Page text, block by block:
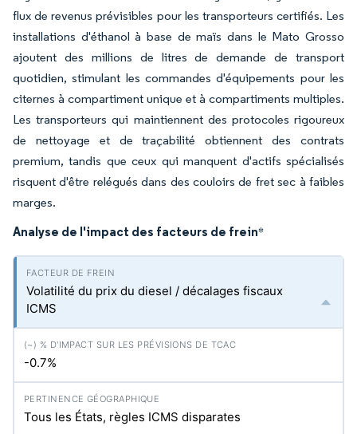
flux de revenus prévisibles pour les transporteurs certifiés. Les
installations d'éthanol à base de maïs dans le Mato Grosso
ajoutent des millions de litres de demande de transport
quotidien, stimulant les commandes d'équipements pour les
citernes à compartiment unique et à compartiments multiples.
Les transporteurs qui maintiennent des protocoles rigoureux
de nettoyage et de traçabilité obtiennent des contrats
premium, tandis que ceux qui manquent d'actifs spécialisés
risquent d'être relégués dans des couloirs de fret sec à faibles
marges.
Analyse de l'impact des facteurs de frein*
Volatilité du prix du diesel / décalages fiscaux
ICMS
-0.7%
Tous les États, règles ICMS disparates